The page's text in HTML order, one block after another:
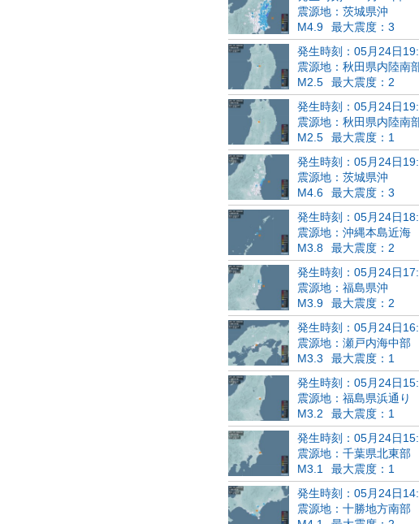
震源地：茨城県沖
M4.9
最大震度：3
発生時刻：05月24日
震源地：秋田県内陸南
M2.5
最大震度：2
発生時刻：05月24日
震源地：秋田県内陸南
M2.5
最大震度：1
発生時刻：05月24日
震源地：茨城県沖
M4.6
最大震度：3
発生時刻：05月24日
震源地：沖縄本島近海
M3.8
最大震度：2
発生時刻：05月24日
震源地：福島県沖
M3.9
最大震度：2
発生時刻：05月24日
震源地：瀬戸内海中部
M3.3
最大震度：1
発生時刻：05月24日
震源地：福島県浜通り
M3.2
最大震度：1
発生時刻：05月24日
震源地：千葉県北東部
M3.1
最大震度：1
発生時刻：05月24日
震源地：十勝地方南部